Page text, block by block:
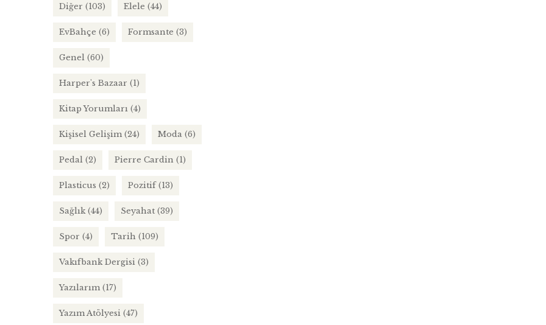
Diğer (103) Elele (44)
EvBahçe (6) Formsante (3)
Genel (60)
Harper's Bazaar (1)
Kitap Yorumları (4)
Kişisel Gelişim (24) Moda (6)
Pedal (2) Pierre Cardin (1)
Plasticus (2) Pozitif(13)
Sağlık(44) Seyahat (39)
Spor (4) Tarih (109)
Vakıfbank Dergisi (3)
Yazılarım (17)
Yazım Atölyesi (47)